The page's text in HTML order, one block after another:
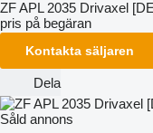
ZF APL 2035 Drivaxel
pris på begäran
Kontakta säljaren
Dela
Såld annons